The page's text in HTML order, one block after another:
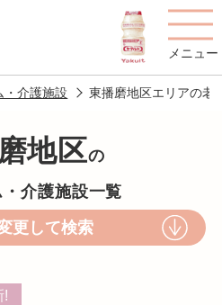
メニュー
について 費用について
・介護施設 東播磨地区エリアの老
地区の
介護施設一覧
更して検索
!